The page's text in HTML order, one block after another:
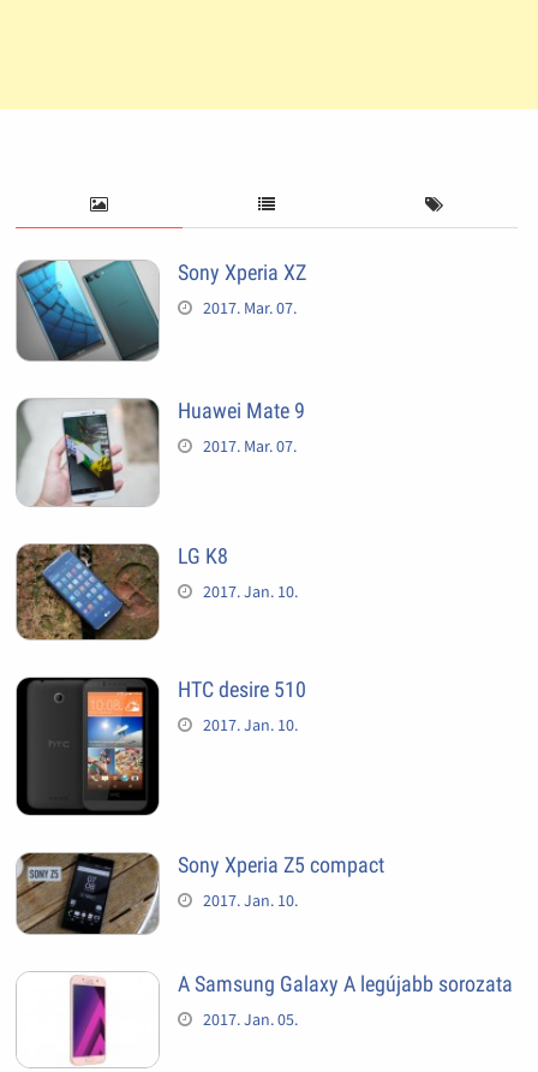
Sony Xperia XZ
2017. Mar. 07.
Huawei Mate 9
2017. Mar. 07.
LG K8
2017. Jan. 10.
HTC desire 510
2017. Jan. 10.
Sony Xperia Z5 compact
2017. Jan. 10.
A Samsung Galaxy A legújabb sorozata
2017. Jan. 05.